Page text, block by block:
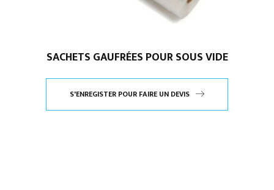
SACHETS GAUFRÉES POUR SOUS VIDE
S'ENREGISTER POUR FAIRE UN DEVIS